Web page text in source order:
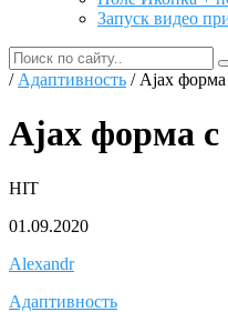
Запуск видео
/ Адаптивность / Ajax
Ajax форма
HIT
01.09.2020
Alexandr
Адаптивность